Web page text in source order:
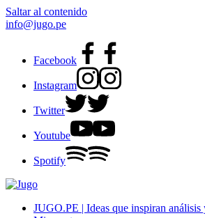
Saltar al contenido
info@jugo.pe
Facebook
Instagram
Twitter
Youtube
Spotify
JUGO.PE | Ideas que inspiran análisis